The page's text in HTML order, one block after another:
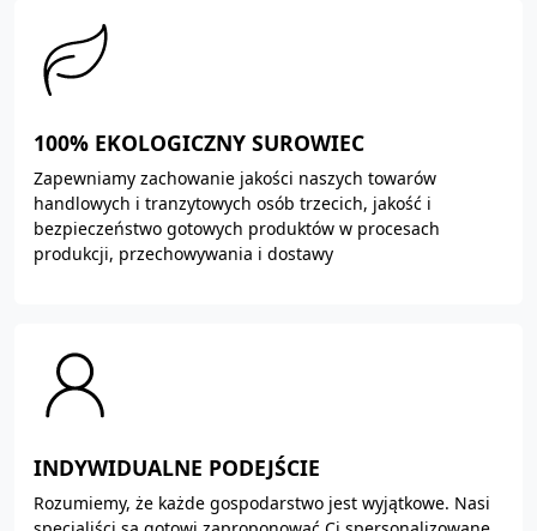
100% EKOLOGICZNY SUROWIEC
Zapewniamy zachowanie jakości naszych towarów
handlowych i tranzytowych osób trzecich, jakość i
bezpieczeństwo gotowych produktów w procesach
produkcji, przechowywania i dostawy
INDYWIDUALNE PODEJŚCIE
Rozumiemy, że każde gospodarstwo jest wyjątkowe. Nasi